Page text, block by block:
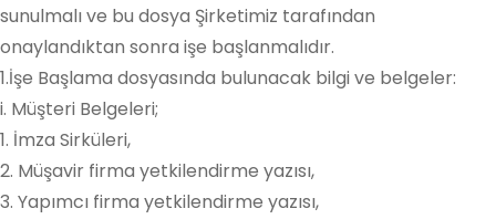
sunulmalı ve bu dosya Şirketimiz tarafından
onaylandıktan sonra işe başlanmalıdır.
1.İşe Başlama dosyasında bulunacak bilgi ve belgeler:
i. Müşteri Belgeleri;
1. İmza Sirküleri,
2. Müşavir firma yetkilendirme yazısı,
3. Yapımcı firma yetkilendirme yazısı,